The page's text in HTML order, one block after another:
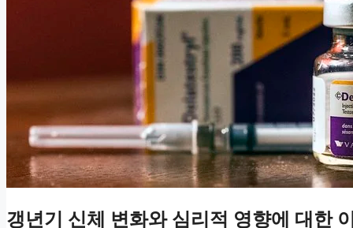
갱년기 신체 변화와 심리적 영향에 대한